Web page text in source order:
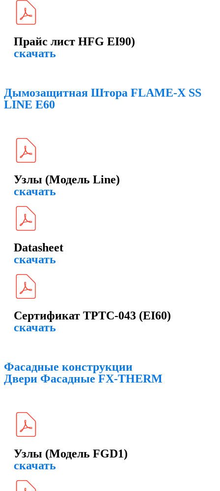
Прайс лист HFG EI90)
скачать
Дымозащитная Штора FLAME-X SS
LINE E60
Узлы (Модель Line)
скачать
Datasheet
скачать
Сертификат ТРТС-043 (EI60)
скачать
Фасадные конструкции
Двери Фасадные FX-THERM
Узлы (Модель FGD1)
скачать